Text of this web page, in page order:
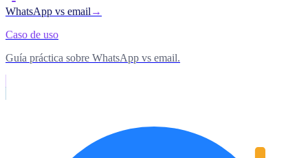
WhatsApp vs email →
Caso de uso
Guía práctica sobre WhatsApp vs email.